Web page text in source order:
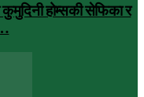
होम्सकी सेफिका र